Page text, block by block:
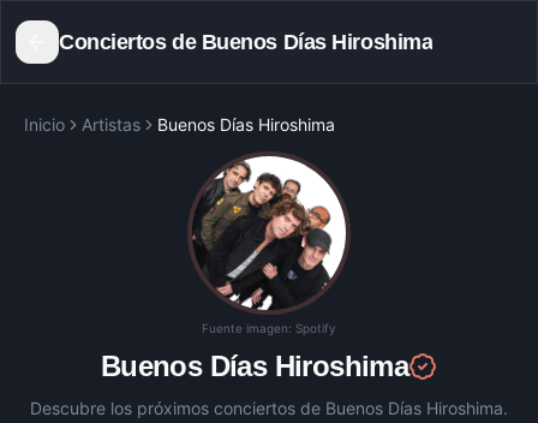
Conciertos de Buenos Días Hiroshima
Inicio Artistas Buenos Días Hiroshima
Fuente imagen: Spotify
Buenos Días Hiroshima
Descubre los próximos conciertos de Buenos Días Hiroshima.